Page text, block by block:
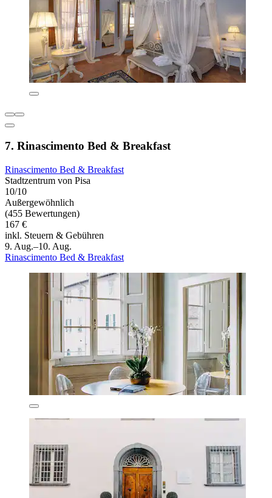
7. Rinascimento Bed & Breakfast
Rinascimento Bed & Breakfast
Stadtzentrum von Pisa
10/10
Außergewöhnlich
(455 Bewertungen)
167 €
inkl. Steuern & Gebühren
9. Aug.–10. Aug.
Rinascimento Bed & Breakfast